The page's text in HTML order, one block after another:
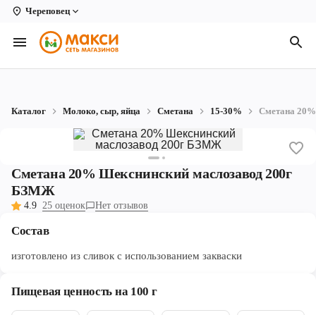
Череповец
Вологда
Архангельск
Коряжма
Котлас
Новодвинск
Северодвинск
Каталог Молоко, сыр, яйца Сметана 15-30% Сметана
Сметана 20% Шекснинский маслозавод 200г
БЗМЖ
4.9 25 оценок Нет отзывов
Состав
изготовлено из сливок с использованием закваски
Пищевая ценность на 100 г